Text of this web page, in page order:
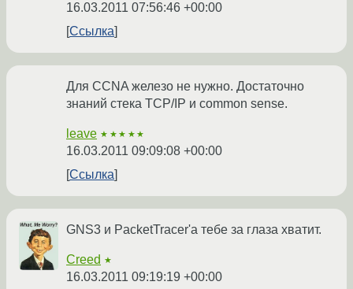
16.03.2011 07:56:46 +00:00
Ссылка
Для CCNA железо не нужно. Достаточно
знаний стека TCP/IP и common sense.
leave ★★★★★
16.03.2011 09:09:08 +00:00
Ссылка
GNS3 и PacketTracer'а тебе за глаза хватит.
Creed ★
16.03.2011 09:19:19 +00:00